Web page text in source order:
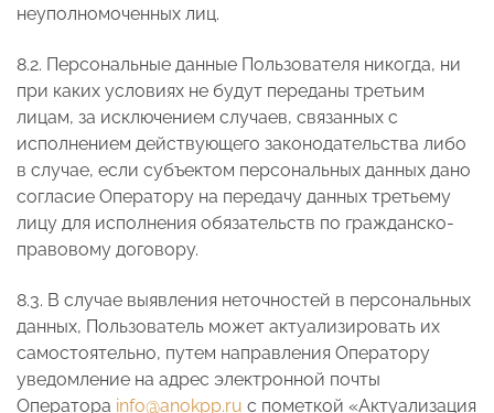
неуполномоченных лиц.
8.2. Персональные данные Пользователя никогда, ни
при каких условиях не будут переданы третьим
лицам, за исключением случаев, связанных с
исполнением действующего законодательства либо
в случае, если субъектом персональных данных дано
согласие Оператору на передачу данных третьему
лицу для исполнения обязательств по гражданско-
правовому договору.
8.3. В случае выявления неточностей в персональных
данных, Пользователь может актуализировать их
самостоятельно, путем направления Оператору
уведомление на адрес электронной почты
Оператора info@anokpp.ru с пометкой «Актуализация